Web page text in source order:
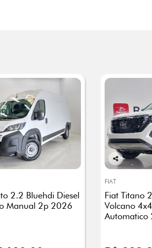
2.2 Bluehdi Diesel
Manual 2p 2026
Co
arti
lhe
FIAT
Fiat Titano
Volcano
Automatico